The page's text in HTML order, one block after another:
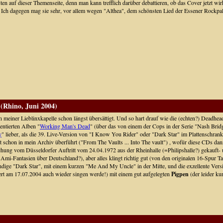
auf dieser Themenseite, denn man kann trefflich darüber debattieren, ob das Cover jetzt
dagegen mag sie sehr, vor allem wegen "Althea", dem schönsten Lied der Essener
Juni 2004)
Lieblinxkapelle schon längst übersättigt. Und so hart drauf wie die (echten?)
Alben "Working Man's Dead" (über das von einem der Cops in der Serie "Nash
" lieber, als die 39. Live-Version von "I Know You Rider" oder "Dark Star" im
schon in mein Archiv überführt ("From The Vaults ... Into The vault") , wofür diese CDs
vom Düsseldorfer Auftritt vom 24.04.1972 aus der Rheinhalle (=Philipshalle?)
Fantasien über Deutschland?), aber alles klingt richtig gut (von den originalen 16-
"Dark Star", mit einem kurzen "Me And My Uncle" in der Mitte, und die exzellente
am 17.07.2004 auch wieder singen werde!) mit einem gut aufgelegten Pigpen(der leider